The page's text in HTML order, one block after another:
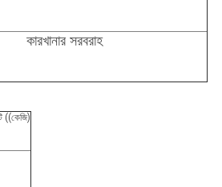
কারখানার সরবরাহ
((কেজি)